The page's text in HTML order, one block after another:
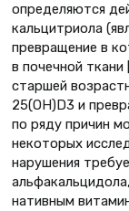
определяются
кальцитриола
превращение в
в почечной
старшей
25(ОН)D3 и
по ряду причин
некоторых
нарушения
нативным